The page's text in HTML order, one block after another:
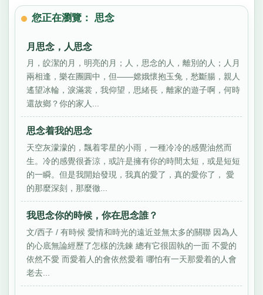
您正在瀏覽： 思念
月思念，人思念
月，皎潔的月，明亮的月；人，思念的人，離別的人；人月
兩相逢，樂在團圓中，但——嫦娥懷抱玉兔，愁斷腸，親人
遙望冰輪，淚滿裳，我仰望，思緒長，離家的遊子啊，何時
還故鄉？你的家人...
思念着我的思念
天空灰濛濛的，飄着零星的小雨，一種冷冷的感覺油然而
生。冷的感覺很蒼涼，或許是擁有你的時間太短，或是短短
的一瞬。但是我開始發現，我真的愛了，真的愛你了， 愛
的那麼深刻，那麼徹...
我思念你的時候，你在思念誰？
文/西子 / 有時候 愛情和時光的遠近並無太多的關聯 因為人
的心底無論經歷了怎樣的洗鍊 總有它很固執的一面 不愛的
依然不愛 而愛着人的會依然愛着 哪怕有一天那愛着的人會
老去...